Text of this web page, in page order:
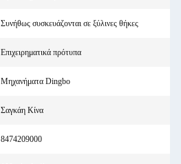
Συνήθως συσκευάζονται σε ξύλινες θήκες
Επιχειρηματικά πρότυπα
Μηχανήματα Dingbo
Σαγκάη Κίνα
8474209000